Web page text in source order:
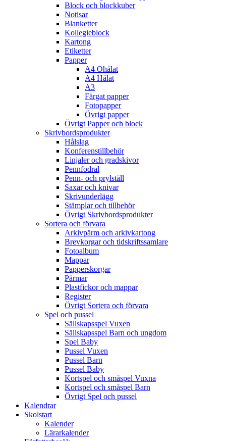
Block och blockkuber
Notisar
Blanketter
Kollegieblock
Kartong
Etiketter
Papper
A4 Ohålat
A4 Hålat
A3
Färgat papper
Fotopapper
Övrigt papper
Övrigt Papper och block
Skrivbordsprodukter
Hålslag
Konferenstillbehör
Linjaler och gradskivor
Pennfodral
Penn- och prylställ
Saxar och knivar
Skrivunderlägg
Stämplar och tillbehör
Övrigt Skrivbordsprodukter
Sortera och förvara
Arkivpärm och arkivkartong
Brevkorgar och tidskriftssamlare
Fotoalbum
Mappar
Papperskorgar
Pärmar
Plastfickor och mappar
Register
Övrigt Sortera och förvara
Spel och pussel
Sällskapsspel Vuxen
Sällskapsspel Barn och ungdom
Spel Baby
Pussel Vuxen
Pussel Barn
Pussel Baby
Kortspel och småspel Vuxna
Kortspel och småspel Barn
Övrigt Spel och pussel
Kalendrar
Skolstart
Kalender
Lärarkalender